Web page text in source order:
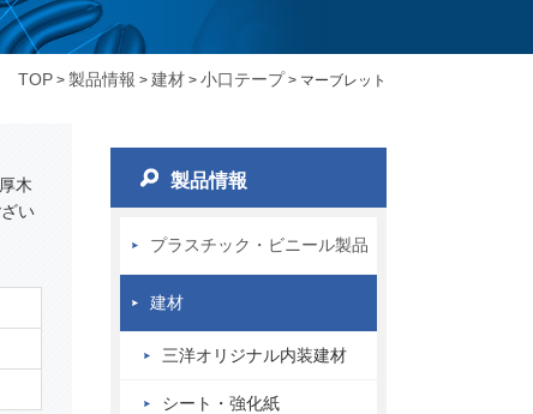
TOP > 製品情報 > 建材 > 小口テープ > マーブレット
木
い
製品情報
プラスチック・ビニール製品
建材
三洋オリジナル内装建材
シート・強化紙